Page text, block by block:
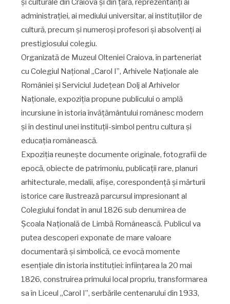
și culturale din Craiova și din țară, reprezentanți ai
administrației, ai mediului universitar, ai instituțiilor de
cultură, precum și numeroși profesori și absolvenți ai
prestigiosului colegiu.
Organizată de Muzeul Olteniei Craiova, în parteneriat
cu Colegiul Național „Carol I”, Arhivele Naționale ale
României și Serviciul Județean Dolj al Arhivelor
Naționale, expoziția propune publicului o amplă
incursiune în istoria învățământului românesc modern
și în destinul unei instituții-simbol pentru cultura și
educația românească.
Expoziția reunește documente originale, fotografii de
epocă, obiecte de patrimoniu, publicații rare, planuri
arhitecturale, medalii, afișe, corespondență și mărturii
istorice care ilustrează parcursul impresionant al
Colegiului fondat în anul 1826 sub denumirea de
Școala Națională de Limbă Românească. Publicul va
putea descoperi exponate de mare valoare
documentară și simbolică, ce evocă momente
esențiale din istoria instituției: înființarea la 20 mai
1826, construirea primului local propriu, transformarea
sa în Liceul „Carol I”, serbările centenarului din 1933,